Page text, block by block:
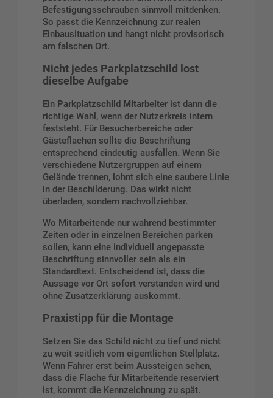
Befestigungsschrauben sinnvoll mitdenken.
So passt die Kennzeichnung zur realen
Einbausituation und hangt nicht provisorisch
am falschen Ort.
Nicht jedes Parkplatzschild lost
dieselbe Aufgabe
Ein Parkplatzschild Mitarbeiter ist dann die
richtige Wahl, wenn der Nutzerkreis intern
feststeht. Für Besucherbereiche oder
Gästeflachen sollte die Beschriftung
entsprechend eindeutig ausfallen. Wenn Sie
verschiedene Nutzergruppen auf einem
Gelände trennen, lohnt sich eine saubere Linie
in der Beschilderung. Das wirkt nicht
überladen, sondern nachvollziehbar.
Wo Mitarbeitende nur wahrend bestimmter
Zeiten oder in einzelnen Bereichen parken
sollen, kann eine individuell angepasste
Beschriftung sinnvoller sein als ein
Standardtext. Entscheidend ist, dass die
Aussage vor Ort sofort verstanden wird und
ohne Zusatzerklärung auskommt.
Praxistipp für die Montage
Setzen Sie das Schild nicht zu tief und nicht
zu weit seitlich vom eigentlichen Stellplatz.
Wenn Fahrer erst beim Aussteigen sehen,
dass die Flache für Mitarbeitende reserviert
ist, kommt die Kennzeichnung zu spät.